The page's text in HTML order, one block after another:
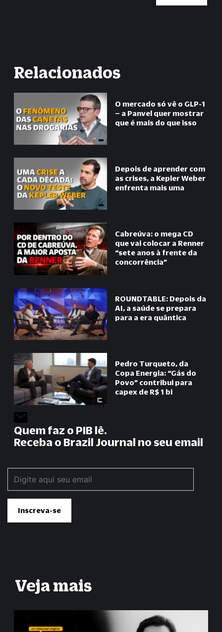
Relacionados
O mercado só vê o GLP-1
– a Panvel quer mostrar
que é mais do que isso
Depois de aprender com
as crises, a Kepler Weber
enfrenta mais uma
Cabreúva: o mega CD
que vai colocar a Renner
“sete anos à frente da
concorrência”
ROUNDTABLE: Depois da
AI, a saúde se prepara
para a era quântica
Pedro Turqueto, da
Copa Energia: “Gás do
Povo” contribui para
capex de R$ 1 bi
Quem faz o PIB lê.
Receba o Brazil Journal no seu email
Veja mais